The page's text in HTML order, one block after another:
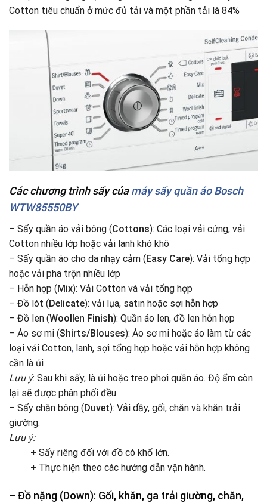
Cotton tiêu chuẩn ở mức đủ tải và một phần tải là 84%
Các chương trình sấycủamáy sấy quần áo Bosch
WTW85550BY
– Sấy quần áo vải bông (Cottons): Các loại vải cứng, vải
Cotton nhiều lớp hoặc vải lanh khó khô
– Sấy quần áo cho da nhạy cảm ( Easy Care): Vải tổng hợp
hoặc vải pha trộn nhiều lớp
– Hỗn hợp ( Mix): Vải Cotton và vải tổng hợp
– Đồ lót ( Delicate): vải lụa, satin hoặc sợi hỗn hợp
– Đồ len (Woollen Finish): Quần áo len, đồ len hỗn hợp
– Áo sơ mi (Shirts/Blouses): Áo sơ mi hoặc áo làm từ các
loại vải Cotton, lanh, sợi tổng hợp hoặc vải hỗn hợp không
cần là ủi
Lưu ý: Sau khi sấy, là ủi hoặc treo phơi quần áo. Độ ẩm còn
lại sẽ được phân phối đều
– Sấy chăn bông ( Duvet): Vải dầy, gối, chăn và khăn trải
giường.
Lưu ý:
+ Sấy riêng đối với đồ có khổ lớn.
+ Thực hiện theo các hướng dẫn vận hành.
– Đồ nặng (Down): Gối, khăn, ga trải giường, chăn,